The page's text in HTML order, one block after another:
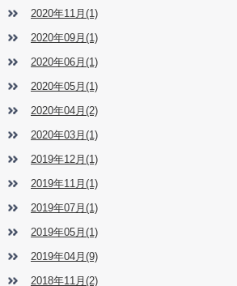
2020年11月(1)
2020年09月(1)
2020年06月(1)
2020年05月(1)
2020年04月(2)
2020年03月(1)
2019年12月(1)
2019年11月(1)
2019年07月(1)
2019年05月(1)
2019年04月(9)
2018年11月(2)